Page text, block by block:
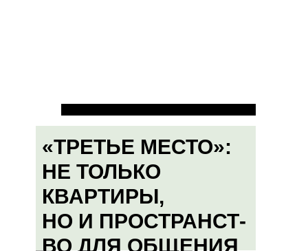
«ТРЕТЬЕ МЕСТО»:
НЕ ТОЛЬКО
КВАРТИРЫ,
НО И ПРОСТРАНСТ-
ВО ДЛЯ ОБЩЕНИЯ